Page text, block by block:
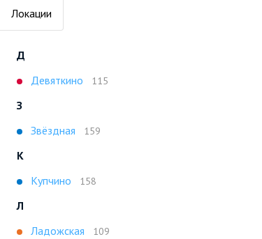
Локации
Д
Девяткино
115
З
Звёздная
159
К
Купчино
158
Л
Ладожская
109